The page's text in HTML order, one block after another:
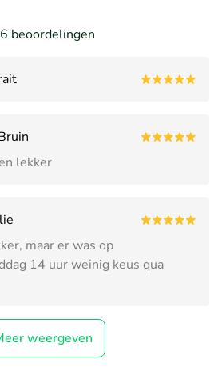
beoordelingen
lekker
maar er was op
14 uur weinig keus qua
weergeven